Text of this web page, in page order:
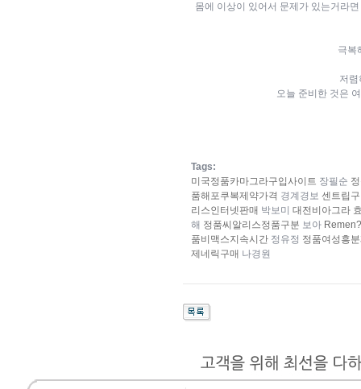
몸에 이상이 있어서 문제가 있는거라
극복
저
오늘 준비한 것은
Tags:
미국정품카마그라구입사이트 장필순
품해포쿠복제약가격 경계경보 센트립
리스인터넷판매 박보미 대전비아그라
해 정품씨­알리스정품구분 보아
품비맥스지속시간정유정 정품여성흥
제네릭구매 나경원